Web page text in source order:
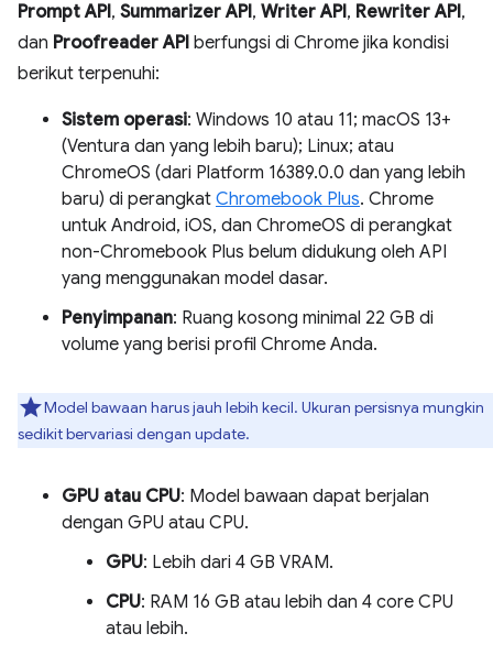
Prompt API, Summarizer API, Writer API, Rewriter API,
dan Proofreader API berfungsi di Chrome jika kondisi
berikut terpenuhi:
Sistem operasi: Windows 10 atau 11; macOS 13+
(Ventura dan yang lebih baru); Linux; atau
ChromeOS (dari Platform 16389.0.0 dan yang lebih
baru) di perangkat Chromebook Plus. Chrome
untuk Android, iOS, dan ChromeOS di perangkat
non-Chromebook Plus belum didukung oleh API
yang menggunakan model dasar.
Penyimpanan: Ruang kosong minimal 22 GB di
volume yang berisi profil Chrome Anda.
Model bawaan harus jauh lebih kecil. Ukuran persisnya mungkin
sedikit bervariasi dengan update.
GPU atau CPU: Model bawaan dapat berjalan
dengan GPU atau CPU.
GPU: Lebih dari 4 GB VRAM.
CPU: RAM 16 GB atau lebih dan 4 core CPU
atau lebih.